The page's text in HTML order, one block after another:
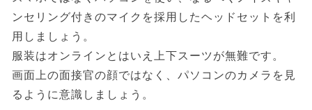
ンセリング付きのマイクを採用したヘッドセットを利
用しましょう。
服装はオンラインとはいえ上下スーツが無難です。
画面上の面接官の顔ではなく、パソコンのカメラを見
るように意識しましょう。